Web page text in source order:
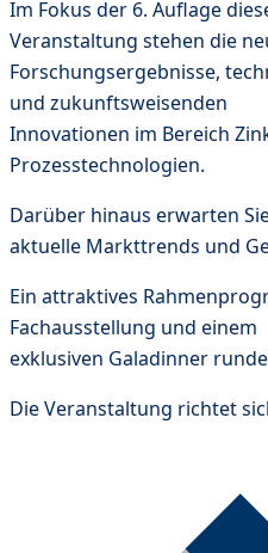
Im Fokus der 6. Auflage
Veranstaltung stehen die
Forschungsergebnisse,
und zukunftsweisenden
Innovationen im Bereich
Prozesstechnologien.
Darüber hinaus erwarten
aktuelle Markttrends und
Ein attraktives
Fachausstellung und einem
exklusiven Galadinner
Die Veranstaltung richtet